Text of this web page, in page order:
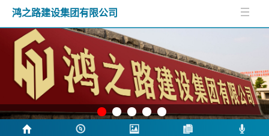
鸿之路建设集团有限公司